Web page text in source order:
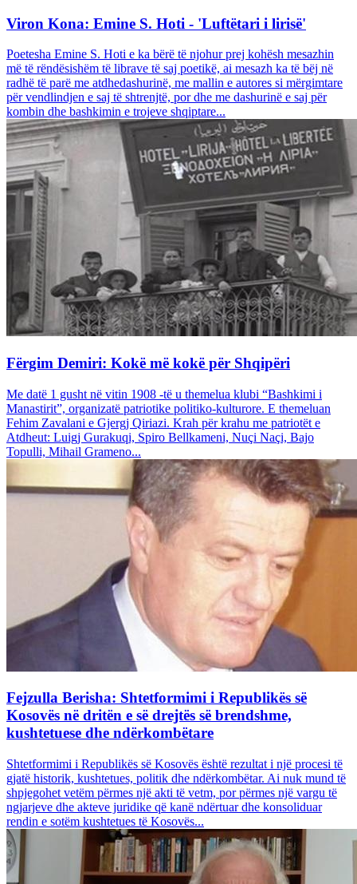
Viron Kona: Emine S. Hoti - 'Luftëtari i lirisë'
Poetesha Emine S. Hoti e ka bërë të njohur prej kohësh mesazhin
më të rëndësishëm të librave të saj poetikë, ai mesazh ka të bëj në
radhë të parë me atdhedashurinë, me mallin e autores si mërgimtare
për vendlindjen e saj të shtrenjtë, por dhe me dashurinë e saj për
kombin dhe bashkimin e trojeve shqiptare...
Fërgim Demiri: Kokë më kokë për Shqipëri
Me datë 1 gusht në vitin 1908 -të u themelua klubi “Bashkimi i
Manastirit”, organizatë patriotike politiko-kulturore. E themeluan
Fehim Zavalani e Gjergj Qiriazi. Krah për krahu me patriotët e
Atdheut: Luigj Gurakuqi, Spiro Bellkameni, Nuçi Naçi, Bajo
Topulli, Mihail Grameno...
Fejzulla Berisha: Shtetformimi i Republikës së
Kosovës në dritën e së drejtës së brendshme,
kushtetuese dhe ndërkombëtare
Shtetformimi i Republikës së Kosovës është rezultat i një procesi të
gjatë historik, kushtetues, politik dhe ndërkombëtar. Ai nuk mund të
shpjegohet vetëm përmes një akti të vetm, por përmes një vargu të
ngjarjeve dhe akteve juridike që kanë ndërtuar dhe konsoliduar
rendin e sotëm kushtetues të Kosovës...